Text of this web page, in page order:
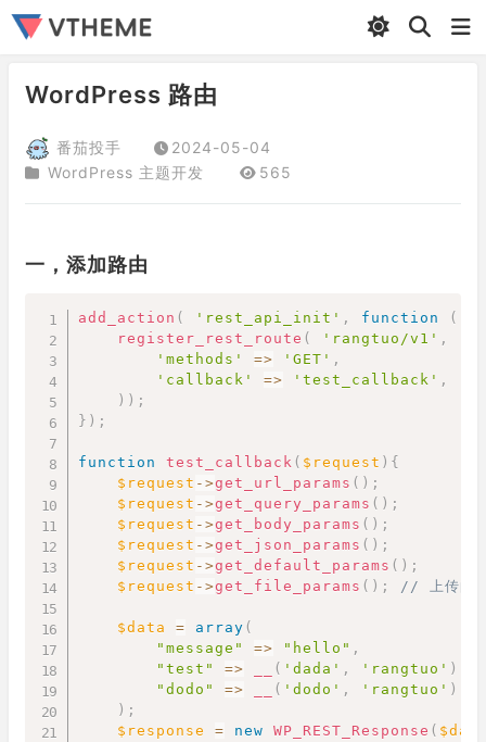
WordPress 路由
番茄投手
2024-05-04
WordPress 主题开发
565
一，添加路由
add_action ( 'rest_api_init' , function (
register_rest_route ( 'rangtuo/v1' ,
'methods'
=> 'GET' ,
'callback'
=> 'test_callback' ,
) ) ;
} ) ;
function test_callback ( $request ) {
$request ->get_url_params ( ) ;
$request ->get_query_params ( ) ;
$request ->get_body_params ( ) ;
$request ->get_json_params ( ) ;
$request ->get_default_params ( ) ;
$request ->get_file_params ( ) ; // 上传的
$data = array (
"message"
=> "hello" ,
"test"
=> ( 'dada' , 'rangtuo' )
"dodo"
=> ( 'dodo' , 'rangtuo' )
) ;
$response
= new WP_REST_Response (
Copy